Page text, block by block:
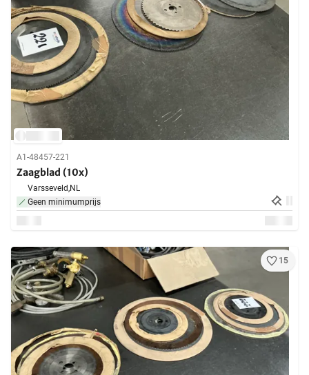
A1-48457-221
Zaagblad (10x)
Varsseveld,NL
Geen minimumprijs
15